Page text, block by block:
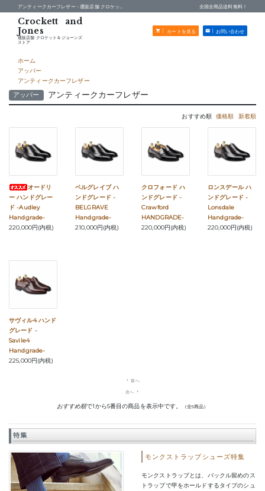
通販店舗 クロケット＆ジョーンズ
ストア
カートを見る お問い合わせ
アンティークカーフレザー -通販店舗 クロケット＆ジョーンズストア 全国全商品送料無料！
ホーム
アッパー
アンティークカーフレザー
アッパー アンティークカーフレザー
おすすめ順 価格順 新着順
オードリ
ー ハンドグレー
ド -Audley
Handgrade-
220,000円(内税)
ベルグレイブ ハ
ンドグレード -
BELGRAVE
Handgrade-
210,000円(内税)
クロフォード ハ
ンドグレード -
Crawford
HANDGRADE-
220,000円(内税)
ロンスデール ハ
ンドグレード -
Lonsdale
Handgrade-
220,000円(内税)
サヴィル4 ハンド
グレード -
Savile4
Handgrade-
225,000円(内税)
navigate_before 前へ
次へ navigate_next
おすすめ順で1から5番目の商品を表示中です。 （全5商品）
特集
モンクストラップシューズ特集
モンクストラップとは、バックル留めのス
トラップで甲をホールドするタイプのシュ